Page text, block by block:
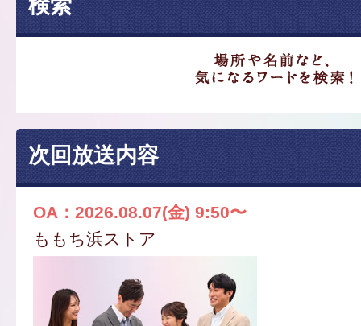
検索
次回放送内容
OA：2026.08.07(金) 9:50〜
ももち浜ストア